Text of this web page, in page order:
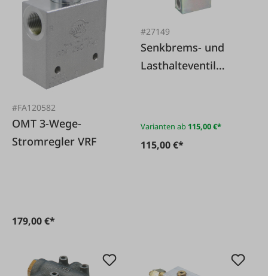
#FA120582
OMT 3-Wege-
Stromregler VRF
179,00 €*
#27149
Senkbrems- und
Lasthalteventil
Varianten ab 115,00 €*
115,00 €*